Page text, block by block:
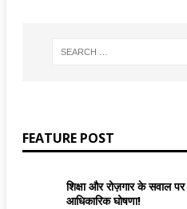
FEATURE POST
शिक्षा और रोज़गार के सवाल
आधिकारिक घोषणा!